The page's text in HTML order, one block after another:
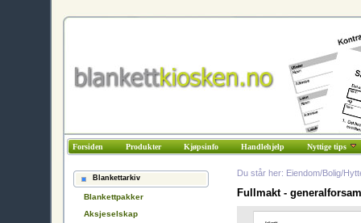
Forsiden Produkter Kjøpsinfo Handlehjelp Nyttige tips
Blankettarkiv
Blankettpakker
Aksjeselskap
Du står her: Eiendom/Bolig/
Fullmakt -